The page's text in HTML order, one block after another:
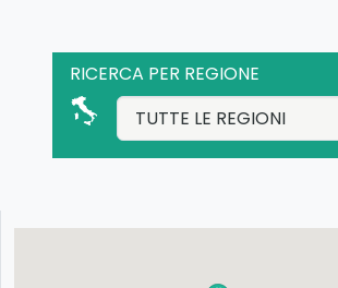
RICERCA PER REGIONE